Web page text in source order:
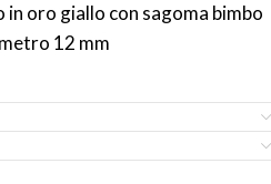
oro giallo con sagoma bimbo
12 mm